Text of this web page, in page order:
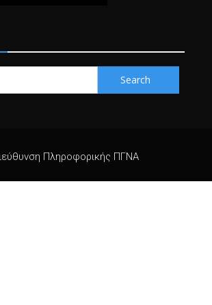
Πληροφορικής ΠΓΝΑ